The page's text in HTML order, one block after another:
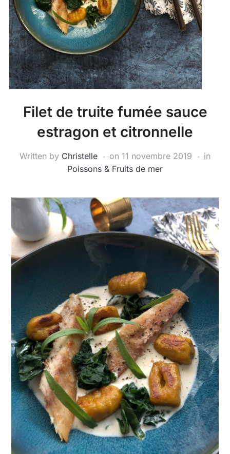
Filet de truite fumée sauce
estragon et citronnelle
Written by Christelle on 11 novembre 2019
in
Poissons & Fruits de mer